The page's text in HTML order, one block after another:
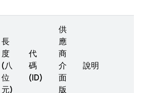
長
度
(八
位
元)
代
碼
(ID)
供
應
商
介
面
版
說明